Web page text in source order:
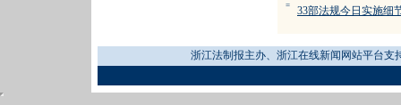
= 33部法规今日实施细
浙江法制报主办、浙江在线新闻网站平台